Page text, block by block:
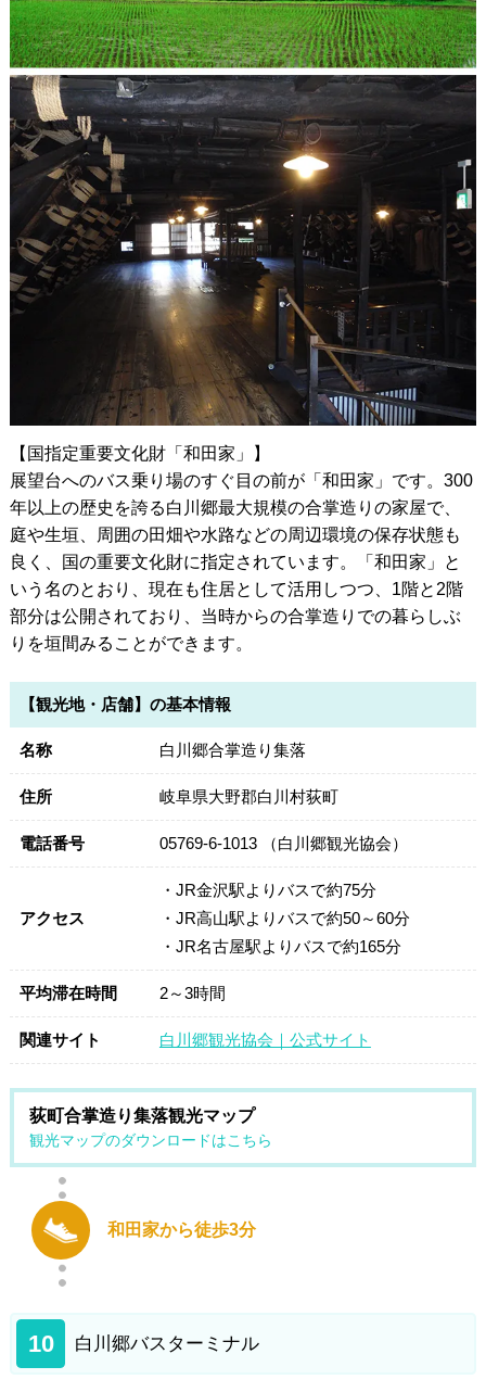
【国指定重要文化財「和田家」】
展望台へのバス乗り場のすぐ目の前が「和田家」です。300
年以上の歴史を誇る白川郷最大規模の合掌造りの家屋で、
庭や生垣、周囲の田畑や水路などの周辺環境の保存状態も
良く、国の重要文化財に指定されています。「和田家」と
いう名のとおり、現在も住居として活用しつつ、1階と2階
部分は公開されており、当時からの合掌造りでの暮らしぶ
りを垣間みることができます。
【観光地・店舗】の基本情報
名称 白川郷合掌造り集落
住所 岐阜県大野郡白川村荻町
電話番号 05769-6-1013 （白川郷観光協会）
アクセス
・JR金沢駅よりバスで約75分
・JR高山駅よりバスで約50～60分
・JR名古屋駅よりバスで約165分
平均滞在時間 2～3時間
関連サイト 白川郷観光協会｜公式サイト
荻町合掌造り集落観光マップ
観光マップのダウンロードはこちら
和田家から徒歩3分
10 白川郷バスターミナル